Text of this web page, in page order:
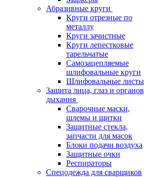
Абразивные круги
Круги отрезные по
металлу
Круги зачистные
Круги лепестковые
тарельчатые
Самозацепляемые
шлифовальные круги
Шлифовальные листы
Защита лица, глаз и органов
дыхания
Сварочные маски,
шлемы и щитки
Защитные стекла,
запчасти для масок
Блоки подачи воздуха
Защитные очки
Респираторы
Спецодежда для сварщиков